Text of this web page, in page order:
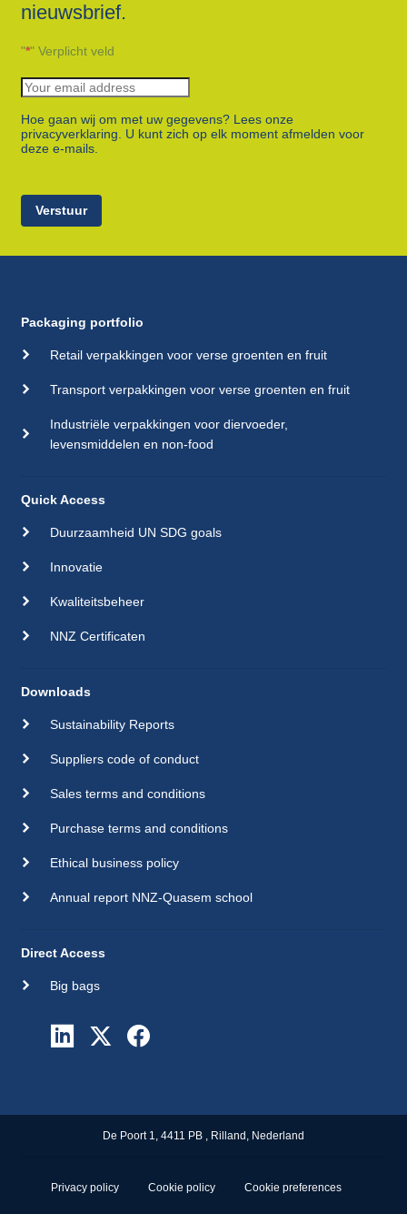
nieuwsbrief.
"*" Verplicht veld
Hoe gaan wij om met uw gegevens? Lees onze
privacyverklaring. U kunt zich op elk moment afmelden voor
deze e-mails.
Verstuur
Packaging portfolio
Retail verpakkingen voor verse groenten en fruit
Transport verpakkingen voor verse groenten en fruit
Industriële verpakkingen voor diervoeder,
levensmiddelen en non-food
Quick Access
Duurzaamheid UN SDG goals
Innovatie
Kwaliteitsbeheer
NNZ Certificaten
Downloads
Sustainability Reports
Suppliers code of conduct
Sales terms and conditions
Purchase terms and conditions
Ethical business policy
Annual report NNZ-Quasem school
Direct Access
Big bags
De Poort 1, 4411 PB , Rilland, Nederland
Privacy policy Cookie policy Cookie preferences